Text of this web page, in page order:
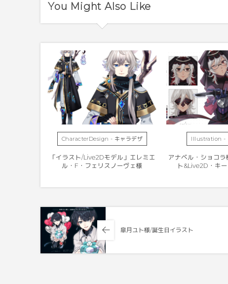
You Might Also Like
CharacterDesign - キャラデザ
「イラスト/Live2Dモデル」エレミエ
ル・F・フェリスノーヴェ様
Illustration -
アナベル・ショコラ
ト&Live2D・キ
皐月ユト様/誕生日イラスト